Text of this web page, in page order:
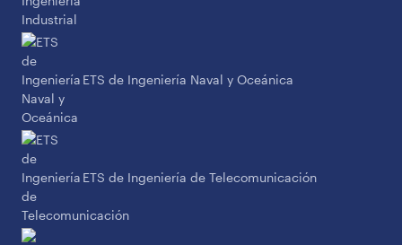
ETS de Ingeniería Naval y Oceánica
ETS de Ingeniería de Telecomunicación